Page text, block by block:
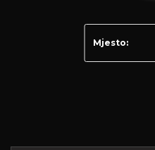
Mjesto: